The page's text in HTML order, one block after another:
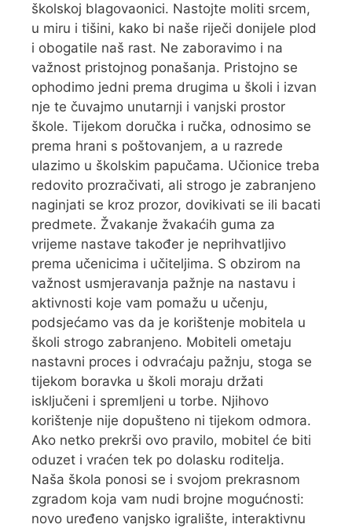
školskoj blagovaonici. Nastojte moliti srcem,
u miru i tišini, kako bi naše riječi donijele plod
i obogatile naš rast. Ne zaboravimo i na
važnost pristojnog ponašanja. Pristojno se
ophodimo jedni prema drugima u školi i izvan
nje te čuvajmo unutarnji i vanjski prostor
škole. Tijekom doručka i ručka, odnosimo se
prema hrani s poštovanjem, a u razrede
ulazimo u školskim papučama. Učionice treba
redovito prozračivati, ali strogo je zabranjeno
naginjati se kroz prozor, dovikivati se ili bacati
predmete. Žvakanje žvakaćih guma za
vrijeme nastave također je neprihvatljivo
prema učenicima i učiteljima. S obzirom na
važnost usmjeravanja pažnje na nastavu i
aktivnosti koje vam pomažu u učenju,
podsjećamo vas da je korištenje mobitela u
školi strogo zabranjeno. Mobiteli ometaju
nastavni proces i odvraćaju pažnju, stoga se
tijekom boravka u školi moraju držati
isključeni i spremljeni u torbe. Njihovo
korištenje nije dopušteno ni tijekom odmora.
Ako netko prekrši ovo pravilo, mobitel će biti
oduzet i vraćen tek po dolasku roditelja.
Naša škola ponosi se i svojom prekrasnom
zgradom koja vam nudi brojne mogućnosti:
novo uređeno vanjsko igralište, interaktivnu